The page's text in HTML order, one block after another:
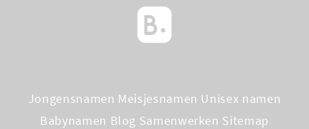
Jongensnamen Meisjesnamen Unisex namen
Babynamen Blog Samenwerken Sitemap